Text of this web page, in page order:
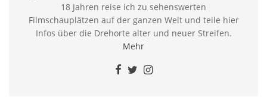
18 Jahren reise ich zu sehenswerten
Filmschauplätzen auf der ganzen Welt und teile hier
Infos über die Drehorte alter und neuer Streifen.
Mehr